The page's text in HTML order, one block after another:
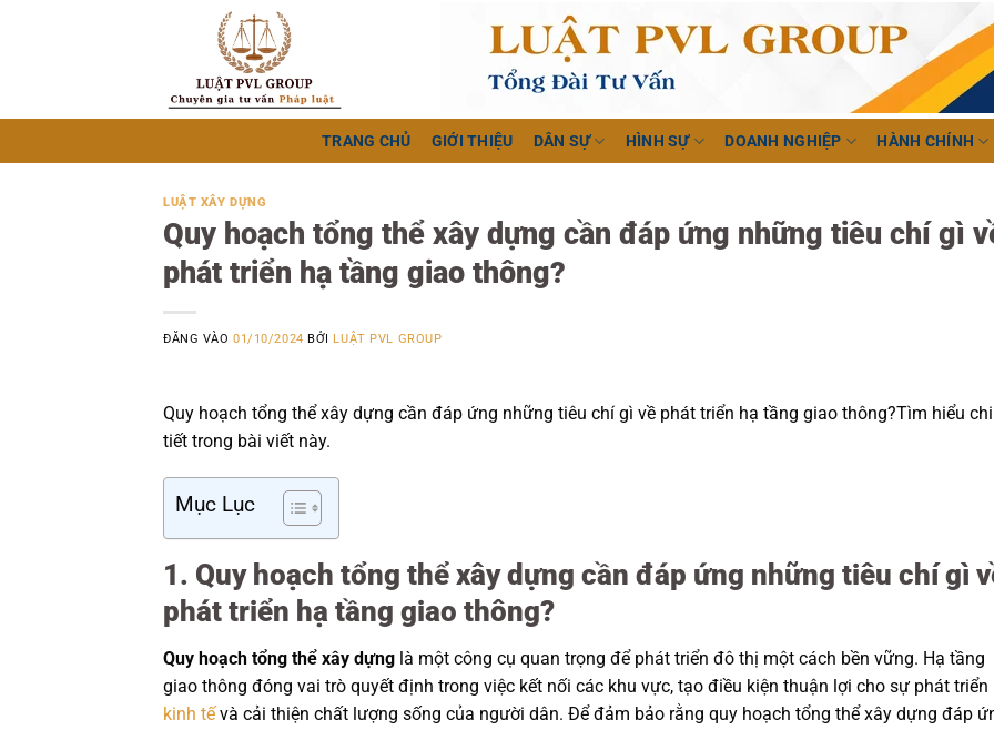
TRANG CHỦ GIỚI THIỆU DÂN SỰ HÌNH SỰ DOANH NGHIỆP HÀNH CHÍNH
LUẬT XÂY DỰNG
Quy hoạch tổng thể xây dựng cần đáp ứng những tiêu chí gì
phát triển hạ tầng giao thông?
ĐĂNG VÀO01/10/2024 BỞI LUẬT PVL GROUP
Quy hoạch tổng thể xây dựng cần đáp ứng những tiêu chí gì về phát triển hạ tầng giao thông?Tìm hiểu chi
tiết trong bài viết này.
Mục Lục
1. Quy hoạch tổng thể xây dựng cần đáp ứng những tiêu chí gì
phát triển hạ tầng giao thông?
Quy hoạch tổng thể xây dựng là một công cụ quan trọng để phát triển đô thị một cách bền vững. Hạ tầng
giao thông đóng vai trò quyết định trong việc kết nối các khu vực, tạo điều kiện thuận lợi cho sự phát triển
kinh tếvà cải thiện chất lượng sống của người dân. Để đảm bảo rằng quy hoạch tổng thể xây dựng đáp